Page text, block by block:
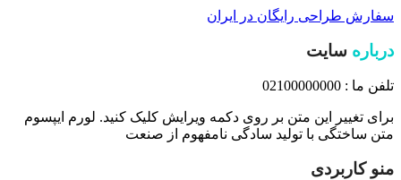
سفارش طراحی رایگان در ایران
درباره سایت
تلفن ما : 02100000000
برای تغییر این متن بر روی دکمه ویرایش کلیک کنید. لورم ایپسوم
متن ساختگی با تولید سادگی نامفهوم از صنعت
منو کاربردی